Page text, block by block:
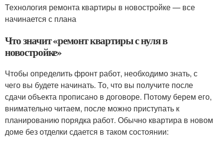
Технология ремонта квартиры в новостройке — все
начинается с плана
Что значит «ремонт квартиры с нуля в
новостройке»
Чтобы определить фронт работ, необходимо знать, с
чего вы будете начинать. То, что вы получите после
сдачи объекта прописано в договоре. Потому берем его,
внимательно читаем, после можно приступать к
планированию порядка работ. Обычно квартира в новом
доме без отделки сдается в таком состоянии: